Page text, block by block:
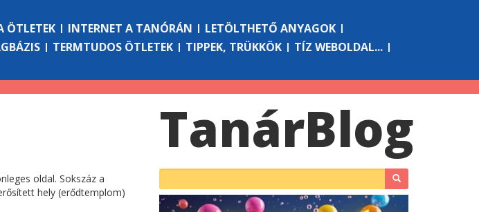
ÖTLETEK INTERNET A TANÓRÁN
LETÖLTHETŐ ANYAGOK
TERMTUDOS ÖTLETEK TIPPEK, TRÜKKÖK
TÍZ WEBOLDAL...
oldal. Sokszáz a
hely (erődtemplom)
TanárBlog